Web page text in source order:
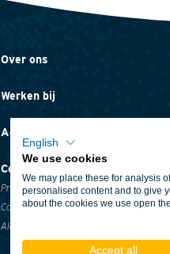
Over ons
Werken bij
Actueel
Contact
Privacyverklaring
Cookieverklaring
Algemene voorwaarden
English
We use cookies
We may place these for analysis
personalised content and to give
about the cookies we use open
Accept all